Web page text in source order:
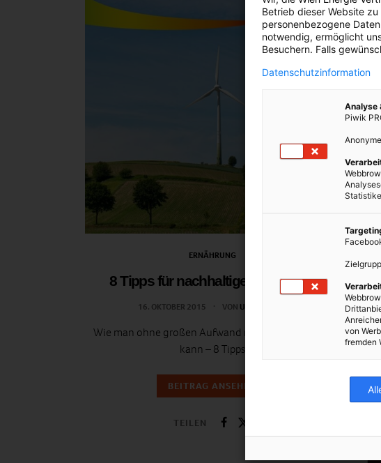
ERNÄHRUNG
8 Tipps für nachhaltige Ernährung
16. OKTOBER 2015 VON ULRIKE GÖBL
Wie man ohne großen Aufwand nachhaltiger leben
kann – 8 Tipps
BEITRAG ANSEHEN
TEILEN
Betrieb dieser Website
personenbezogene
notwendig, ermöglicht
Besuchern. Falls
Datenschutzinformation
Analyse
Piwik
von
fremden